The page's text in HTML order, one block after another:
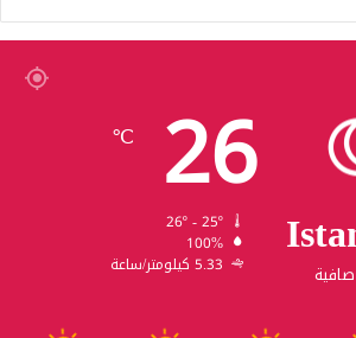
26
℃
100%
5.33 كيلومتر/ساعة